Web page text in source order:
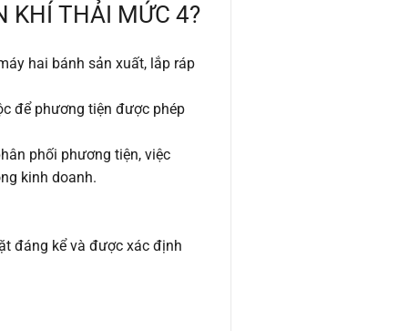
KHÍ THẢI MỨC 4?
hai bánh sản xuất, lắp ráp
để phương tiện được phép
phối phương tiện, việc
kinh doanh.
đáng kể và được xác định